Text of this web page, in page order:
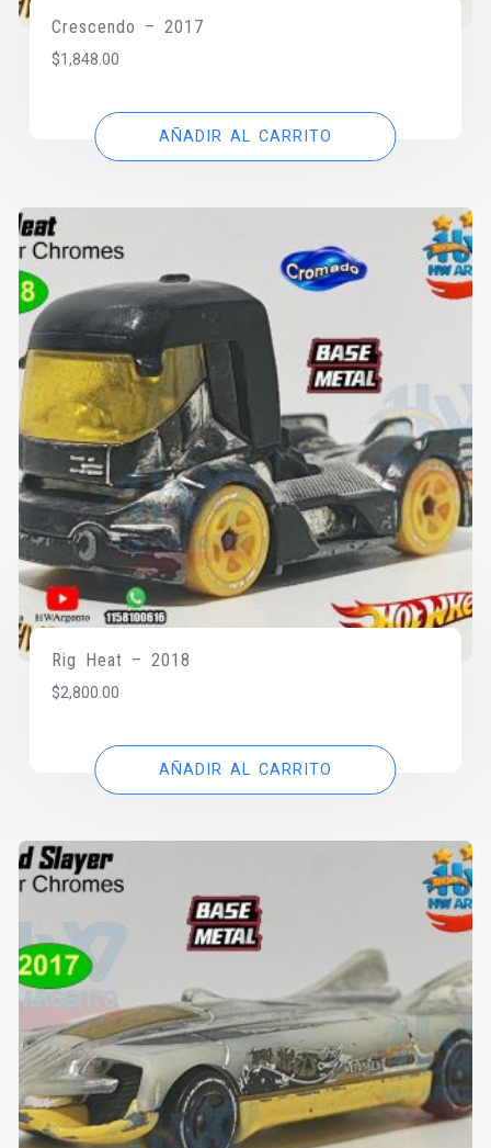
Crescendo – 2017
$1,848.00
AÑADIR AL CARRITO
Rig Heat – 2018
$2,800.00
AÑADIR AL CARRITO